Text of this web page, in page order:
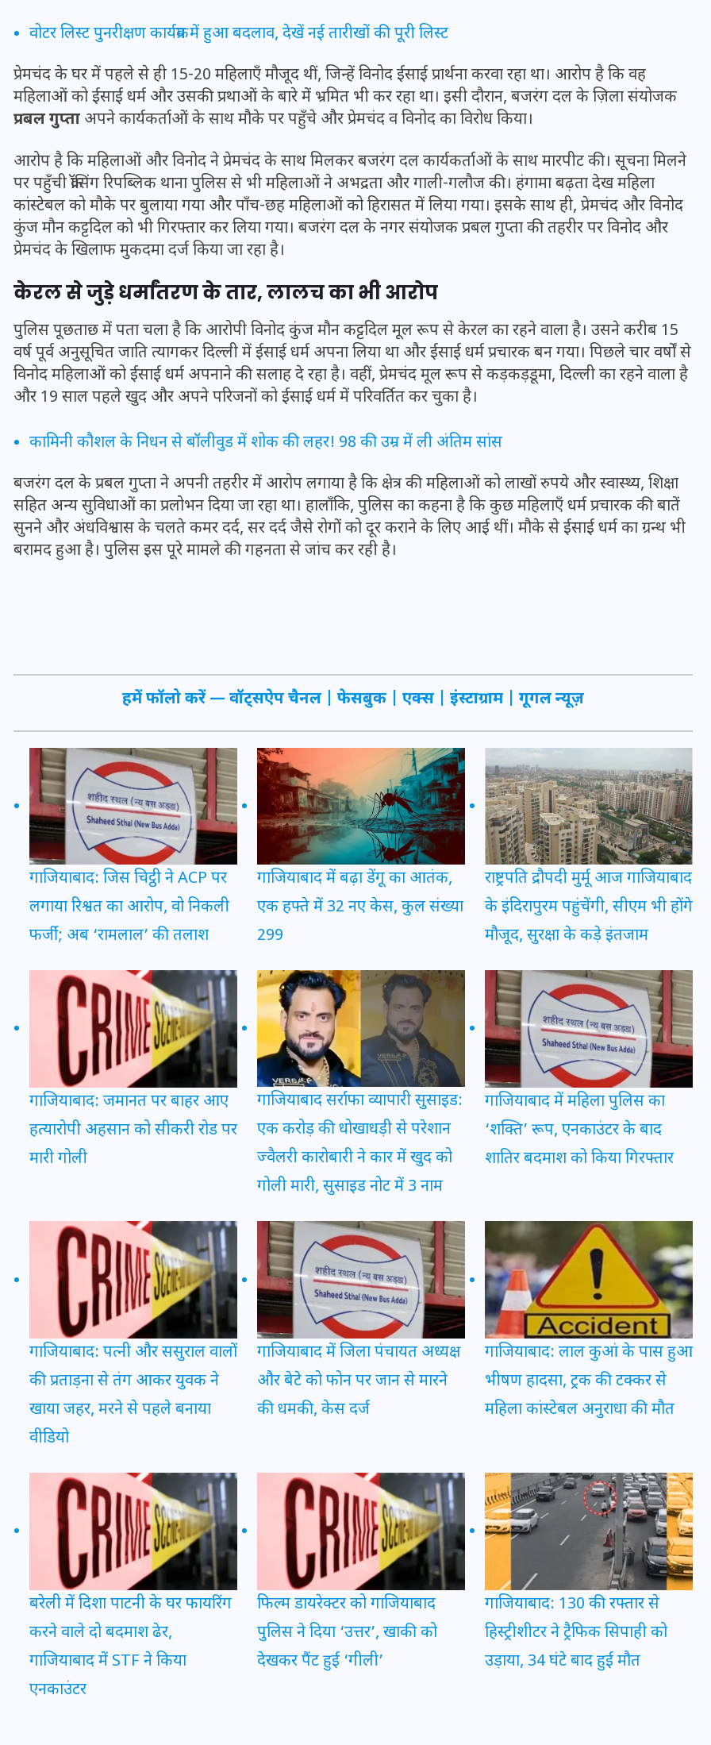
वोटर लिस्ट पुनरीक्षण कार्यक्रम में हुआ बदलाव, देखें नई तारीखों की पूरी लिस्ट
प्रेमचंद के घर में पहले से ही 15-20 महिलाएँ मौजूद थीं, जिन्हें विनोद ईसाई प्रार्थना करवा रहा था। आरोप है कि वह
महिलाओं को ईसाई धर्म और उसकी प्रथाओं के बारे में भ्रमित भी कर रहा था। इसी दौरान, बजरंग दल के ज़िला संयोजक
प्रबल गुप्ताअपने कार्यकर्ताओं के साथ मौके पर पहुँचे और प्रेमचंद व विनोद का विरोध किया।
आरोप है कि महिलाओं और विनोद ने प्रेमचंद के साथ मिलकर बजरंग दल कार्यकर्ताओं के साथ मारपीट की। सूचना मिलने
पर पहुँची क्रॉसिंग रिपब्लिक थाना पुलिस से भी महिलाओं ने अभद्रता और गाली-गलौज की। हंगामा बढ़ता देख महिला
कांस्टेबल को मौके पर बुलाया गया और पाँच-छह महिलाओं को हिरासत में लिया गया। इसके साथ ही, प्रेमचंद और विनोद
कुंज मौन कट्टदिल को भी गिरफ्तार कर लिया गया। बजरंग दल के नगर संयोजक प्रबल गुप्ता की तहरीर पर विनोद और
प्रेमचंद के खिलाफ मुकदमा दर्ज किया जा रहा है।
केरल से जुड़े धर्मांतरण के तार, लालच का भी आरोप
पुलिस पूछताछ में पता चला है कि आरोपी विनोद कुंज मौन कट्टदिल मूल रूप से केरल का रहने वाला है। उसने करीब 15
वर्ष पूर्व अनुसूचित जाति त्यागकर दिल्ली में ईसाई धर्म अपना लिया था और ईसाई धर्म प्रचारक बन गया। पिछले चार वर्षों से
विनोद महिलाओं को ईसाई धर्म अपनाने की सलाह दे रहा है। वहीं, प्रेमचंद मूल रूप से कड़कड़डूमा, दिल्ली का रहने वाला है
और 19 साल पहले खुद और अपने परिजनों को ईसाई धर्म में परिवर्तित कर चुका है।
कामिनी कौशल के निधन से बॉलीवुड में शोक की लहर! 98 की उम्र में ली अंतिम सांस
बजरंग दल के प्रबल गुप्ता ने अपनी तहरीर में आरोप लगाया है कि क्षेत्र की महिलाओं को लाखों रुपये और स्वास्थ्य, शिक्षा
सहित अन्य सुविधाओं का प्रलोभन दिया जा रहा था। हालाँकि, पुलिस का कहना है कि कुछ महिलाएँ धर्म प्रचारक की बातें
सुनने और अंधविश्वास के चलते कमर दर्द, सर दर्द जैसे रोगों को दूर कराने के लिए आई थीं। मौके से ईसाई धर्म का ग्रन्थ भी
बरामद हुआ है। पुलिस इस पूरे मामले की गहनता से जांच कर रही है।
हमें फॉलो करें — वॉट्सऐप चैनल फेसबुक एक्स इंस्टाग्राम गूगल न्यूज़
गाजियाबाद: जिस चिट्ठी ने ACP पर
लगाया रिश्वत का आरोप, वो निकली
फर्जी; अब ‘रामलाल’ की तलाश
गाजियाबाद में बढ़ा डेंगू का आतंक,
एक हफ्ते में 32 नए केस, कुल संख्या
299
राष्ट्रपति द्रौपदी मुर्मू आज गाजियाबाद
के इंदिरापुरम पहुंचेंगी, सीएम भी होंगे
मौजूद, सुरक्षा के कड़े इंतजाम
गाजियाबाद: जमानत पर बाहर आए
हत्यारोपी अहसान को सीकरी रोड पर
मारी गोली
गाजियाबाद सर्राफा व्यापारी सुसाइड:
एक करोड़ की धोखाधड़ी से परेशान
ज्वैलरी कारोबारी ने कार में खुद को
गोली मारी, सुसाइड नोट में 3 नाम
गाजियाबाद में महिला पुलिस का
‘शक्ति’ रूप, एनकाउंटर के बाद
शातिर बदमाश को किया गिरफ्तार
गाजियाबाद: पत्नी और ससुराल वालों
की प्रताड़ना से तंग आकर युवक ने
खाया जहर, मरने से पहले बनाया
वीडियो
गाजियाबाद में जिला पंचायत अध्यक्ष
और बेटे को फोन पर जान से मारने
की धमकी, केस दर्ज
गाजियाबाद: लाल कुआं के पास हुआ
भीषण हादसा, ट्रक की टक्कर से
महिला कांस्टेबल अनुराधा की मौत
बरेली में दिशा पाटनी के घर फायरिंग
करने वाले दो बदमाश ढेर,
गाजियाबाद में STF ने किया
एनकाउंटर
फिल्म डायरेक्टर को गाजियाबाद
पुलिस ने दिया ‘उत्तर’, खाकी को
देखकर पैंट हुई ‘गीली’
गाजियाबाद: 130 की रफ्तार से
हिस्ट्रीशीटर ने ट्रैफिक सिपाही को
उड़ाया, 34 घंटे बाद हुई मौत
UPSSSC Lekhpal Recruitment
2025: यूपी में लेखपाल के पदों
जानें कब से शुरू होंगे आवेदन
16 दिसम्बर 2025
UPSSSC Lekhpal Recruitment
जानें कब से शुरू होंगे आवेदन
16 दिसम्बर 2025
20 जनवरी 2026 20 जनवरी 2026
इस सप्ताह का राशिफल: जानिए
क्या कहते हैं आपके सितारे (25
अगस्त से 31 अगस्त)
इस सप्ताह का राशिफल: जानिए
क्या कहते हैं आपके सितारे (25
अगस्त से 31 अगस्त)
मन के हारे हार है!
19 सितम्बर 2024
मन के हारे हार है!
19 सितम्बर 2024